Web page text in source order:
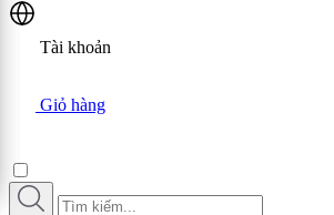
Tài khoản
Giỏ hàng